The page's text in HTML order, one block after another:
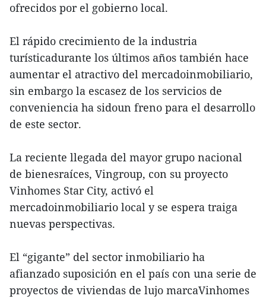
ofrecidos por el gobierno local.
El rápido crecimiento de la industria
turísticadurante los últimos años también hace
aumentar el atractivo del mercadoinmobiliario,
sin embargo la escasez de los servicios de
conveniencia ha sidoun freno para el desarrollo
de este sector.
La reciente llegada del mayor grupo nacional
de bienesraíces, Vingroup, con su proyecto
Vinhomes Star City, activó el
mercadoinmobiliario local y se espera traiga
nuevas perspectivas.
El “gigante” del sector inmobiliario ha
afianzado suposición en el país con una serie de
proyectos de viviendas de lujo marcaVinhomes